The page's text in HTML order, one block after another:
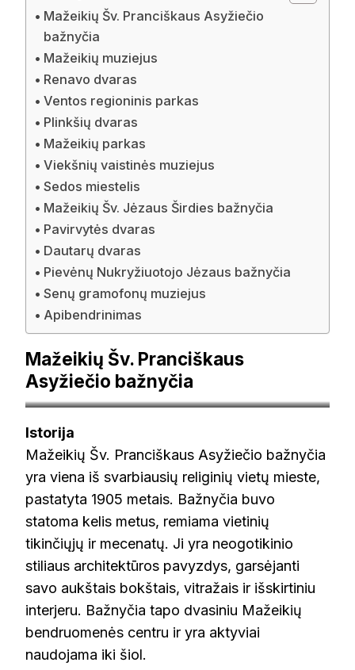
Mažeikių Šv. Pranciškaus Asyžiečio
bažnyčia
Mažeikių muziejus
Renavo dvaras
Ventos regioninis parkas
Plinkšių dvaras
Mažeikių parkas
Viekšnių vaistinės muziejus
Sedos miestelis
Mažeikių Šv. Jėzaus Širdies bažnyčia
Pavirvytės dvaras
Dautarų dvaras
Pievėnų Nukryžiuotojo Jėzaus bažnyčia
Senų gramofonų muziejus
Apibendrinimas
Mažeikių Šv. Pranciškaus
Asyžiečio bažnyčia
Istorija
Mažeikių Šv. Pranciškaus Asyžiečio bažnyčia
yra viena iš svarbiausių religinių vietų mieste,
pastatyta 1905 metais. Bažnyčia buvo
statoma kelis metus, remiama vietinių
tikinčiųjų ir mecenatų. Ji yra neogotikinio
stiliaus architektūros pavyzdys, garsėjanti
savo aukštais bokštais, vitražais ir išskirtiniu
interjeru. Bažnyčia tapo dvasiniu Mažeikių
bendruomenės centru ir yra aktyviai
naudojama iki šiol.